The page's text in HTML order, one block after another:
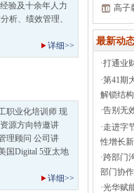
验及十余年人力
析、绩效管理、
详细>>
职业化培训师 现
源方向特邀讲
理顾问 公司讲
国Digital 5亚太地
详细>>
高子
最新动
·打通业
·第41期
解锁结
·告别无
·走进字
性增长
·跨部门
部门协
·光华赋